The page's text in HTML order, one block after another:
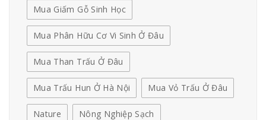
Mua Giấm Gỗ Sinh Học
Mua Phân Hữu Cơ Vi Sinh Ở Đâu
Mua Than Trấu Ở Đâu
Mua Trấu Hun Ở Hà Nội Mua Vỏ Trấu Ở Đâu
Nature Nông Nghiệp Sạch